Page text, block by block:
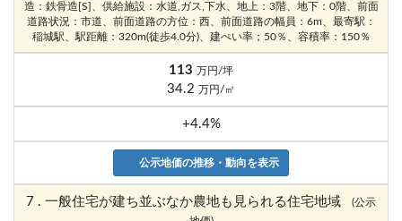
造：鉄骨造[S]、供給施設：水道,ガス,下水、地上：3階、地下：0階、前面
道路状況：市道、前面道路の方位：西、前面道路の幅員：6m、最寄駅：
稲城駅、駅距離：320m(徒歩4.0分)、建ぺい率；50％、容積率：150％
113 万円/坪
34.2 万円/㎡
+4.4%
公示地価の推移・動向を表示
7 . 一般住宅が建ち並ぶなか農地も見られる住宅地域
(公示